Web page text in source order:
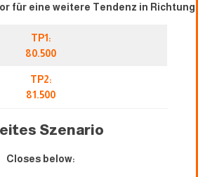
für eine weitere Tendenz in Richtung
TP1:
80.500
TP2:
81.500
Szenario
Closes below: